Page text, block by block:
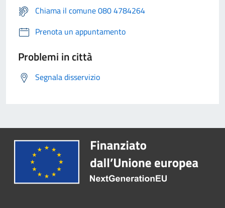
Chiama il comune 080 4784264
Prenota un appuntamento
Problemi in città
Segnala disservizio